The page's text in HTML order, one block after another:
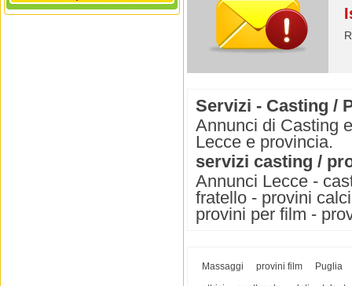
Servizi - Casting /
Annunci di Casting
Lecce e provincia.
servizi casting /
Annunci Lecce -
fratello - provini
provini per film -
Massaggi provini film
Puglia